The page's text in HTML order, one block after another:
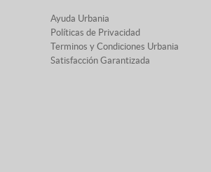
Ayuda Urbania
Políticas de Privacidad
Terminos y Condiciones Urbania
Satisfacción Garantizada